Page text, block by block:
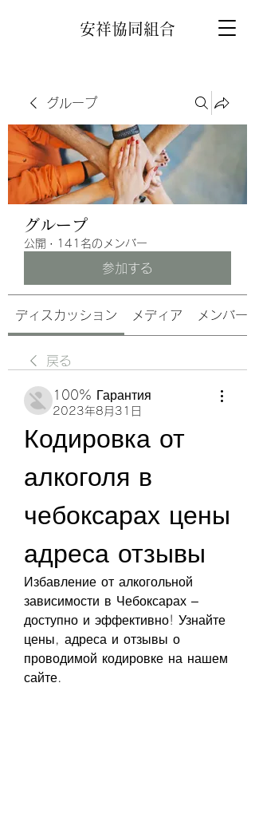
安祥協同組合
グループ
グループ
公開 · 141名のメンバー
参加する
ディスカッション メディア メンバー
戻る
100% Гарантия
2023年8月31日
Кодировка от
алкоголя в
чебоксарах цены
адреса отзывы
Избавление от алкогольной
зависимости в Чебоксарах –
доступно и эффективно! Узнайте
цены, адреса и отзывы о
проводимой кодировке на нашем
сайте.